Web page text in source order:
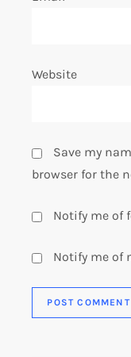
Website
Save my
browser for the
Notify me of
Notify me of